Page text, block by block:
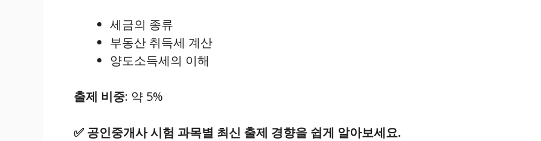
세금의 종류
부동산 취득세 계산
양도소득세의 이해
출제 비중: 약 5%
✅ 공인중개사 시험 과목별 최신 출제 경향을 쉽게 알아보세요.